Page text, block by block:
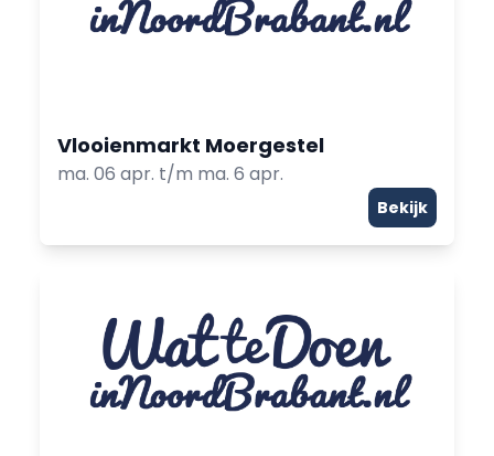
Vlooienmarkt Moergestel
ma. 06 apr. t/m ma. 6 apr.
Bekijk